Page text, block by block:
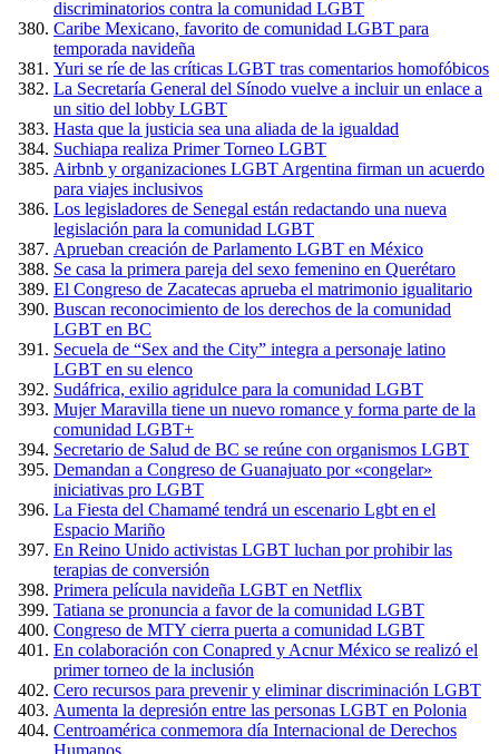
discriminatorios contra la comunidad LGBT
Caribe Mexicano, favorito de comunidad LGBT para
temporada navideña
Yuri se ríe de las críticas LGBT tras comentarios homofóbicos
La Secretaría General del Sínodo vuelve a incluir un enlace a
un sitio del lobby LGBT
Hasta que la justicia sea una aliada de la igualdad
Suchiapa realiza Primer Torneo LGBT
Airbnb y organizaciones LGBT Argentina firman un acuerdo
para viajes inclusivos
Los legisladores de Senegal están redactando una nueva
legislación para la comunidad LGBT
Aprueban creación de Parlamento LGBT en México
Se casa la primera pareja del sexo femenino en Querétaro
El Congreso de Zacatecas aprueba el matrimonio igualitario
Buscan reconocimiento de los derechos de la comunidad
LGBT en BC
Secuela de “Sex and the City” integra a personaje latino
LGBT en su elenco
Sudáfrica, exilio agridulce para la comunidad LGBT
Mujer Maravilla tiene un nuevo romance y forma parte de la
comunidad LGBT+
Secretario de Salud de BC se reúne con organismos LGBT
Demandan a Congreso de Guanajuato por «congelar»
iniciativas pro LGBT
La Fiesta del Chamamé tendrá un escenario Lgbt en el
Espacio Mariño
En Reino Unido activistas LGBT luchan por prohibir las
terapias de conversión
Primera película navideña LGBT en Netflix
Tatiana se pronuncia a favor de la comunidad LGBT
Congreso de MTY cierra puerta a comunidad LGBT
En colaboración con Conapred y Acnur México se realizó el
primer torneo de la inclusión
Cero recursos para prevenir y eliminar discriminación LGBT
Aumenta la depresión entre las personas LGBT en Polonia
Centroamérica conmemora día Internacional de Derechos
Humanos